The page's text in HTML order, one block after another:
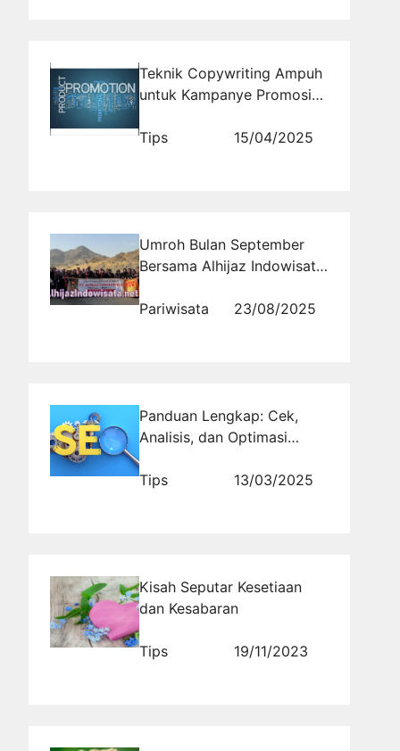
Teknik Copywriting Ampuh
untuk Kampanye Promosi
Tips
15/04/2025
Umroh Bulan September
Bersama Alhijaz Indowisata:
Nyaman dan Terjangkau
Pariwisata 23/08/2025
Panduan Lengkap: Cek,
Analisis, dan Optimasi
SEO
Tips 13/03/2025
Kisah Seputar Kesetiaan
dan Kesabaran
Tips 19/11/2023